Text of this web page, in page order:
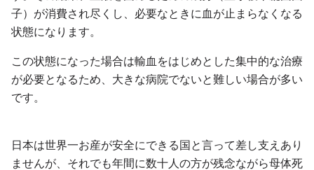
子）が消費され尽くし、必要なときに血が止まらなくなる
状態になります。
この状態になった場合は輸血をはじめとした集中的な治療
が必要となるため、大きな病院でないと難しい場合が多い
です。
日本は世界一お産が安全にできる国と言って差し支えあり
ませんが、それでも年間に数十人の方が残念ながら母体死